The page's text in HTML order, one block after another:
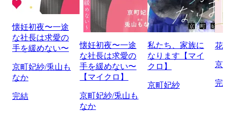
懐妊初夜〜一途
な社長は求愛の
手を緩めない〜
京町妃紗/兎山も
なか
完結
懐妊初夜〜一途
な社長は求愛の
手を緩めない〜
【マイクロ】
京町妃紗/兎山も
なか
私たち、家族に
なります【マイ
クロ】
京町妃紗
花
京
完